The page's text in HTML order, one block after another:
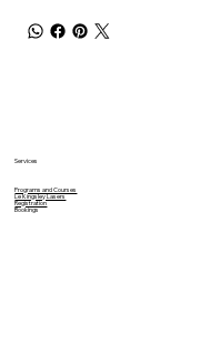
Services
Programs and Courses
Le Kingsley Lasers
Registration
Bookings